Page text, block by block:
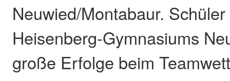
Neuwied/Montabaur.
Heisenberg-Gymnasiums
große Erfolge beim